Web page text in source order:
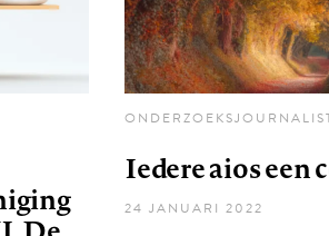
Iedere aios een
24 JANUARI 2022